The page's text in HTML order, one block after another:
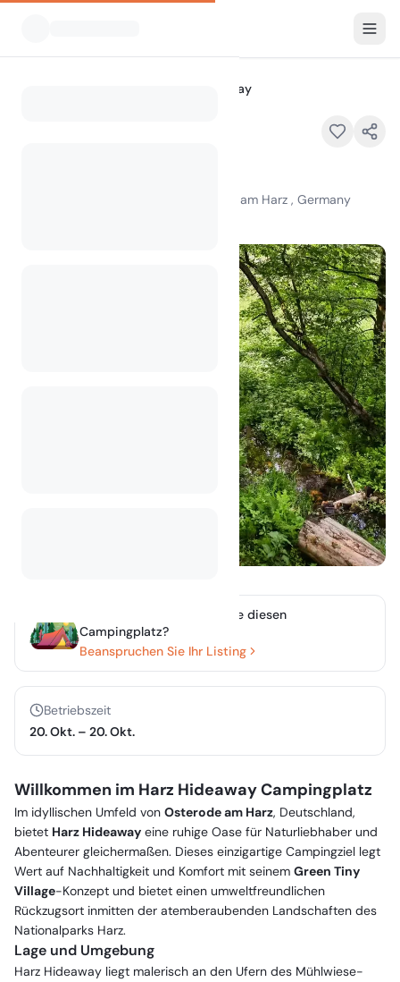
Harz Hideaway
An der Mühlwiese , 37520 Osterode am Harz , Germany
Besitzen oder verwalten Sie diesen
Campingplatz?
Beanspruchen Sie Ihr Listing
Betriebszeit
20. Okt. – 20. Okt.
Willkommen im Harz Hideaway Campingplatz
Im idyllischen Umfeld von Osterode am Harz, Deutschland,
bietet Harz Hideaway eine ruhige Oase für Naturliebhaber und
Abenteurer gleichermaßen. Dieses einzigartige Campingziel legt
Wert auf Nachhaltigkeit und Komfort mit seinem Green Tiny
Village-Konzept und bietet einen umweltfreundlichen
Rückzugsort inmitten der atemberaubenden Landschaften des
Nationalparks Harz.
Lage und Umgebung
Harz Hideaway liegt malerisch an den Ufern des Mühlwiese-